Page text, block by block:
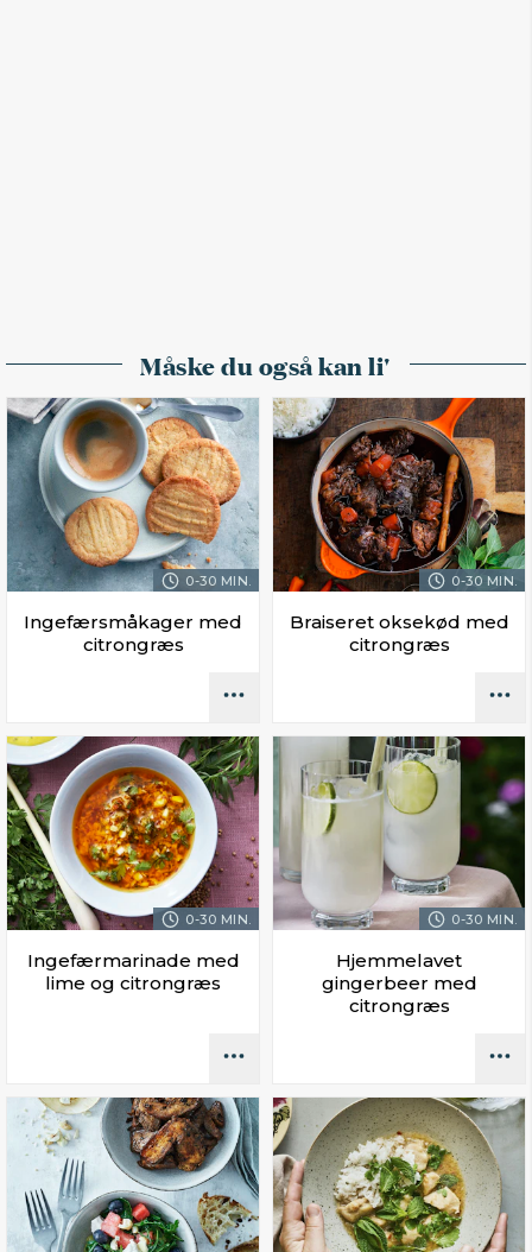
Måske du også kan li'
0-30 MIN.
Ingefærsmåkager med
citrongræs
0-30 MIN.
Braiseret oksekød med
citrongræs
0-30 MIN.
Ingefærmarinade med
lime og citrongræs
0-30 MIN.
Hjemmelavet
gingerbeer med
citrongræs